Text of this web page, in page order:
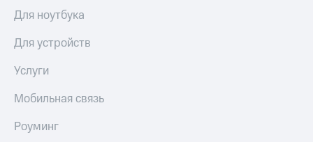
Реквизиты
развитие
На главную
Для ноутбука
Для устройств
Услуги
Мобильная связь
Роуминг